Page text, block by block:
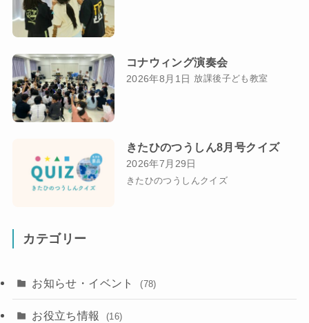
コナウィング演奏会
2026年8月1日 放課後子ども教室
きたひのつうしん8月号クイズ
2026年7月29日
きたひのつうしんクイズ
カテゴリー
お知らせ・イベント (78)
お役立ち情報 (16)